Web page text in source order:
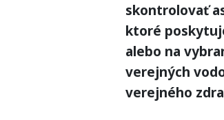
skontrolovať
ktoré
alebo na
verejných
verejného